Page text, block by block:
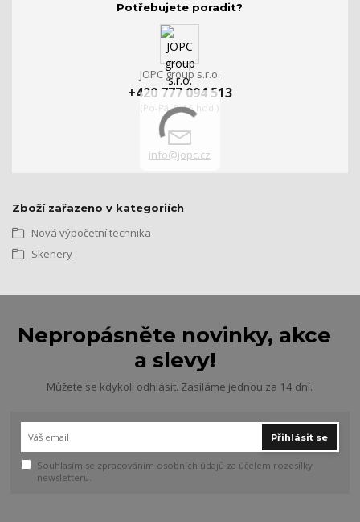
Potřebujete poradit?
JOPC group s.r.o.
+420 777 094 513
(Po-Pá, 9-16 hod.)
info@jopc.cz
Zboží zařazeno v kategoriích
Nová výpočetní technika
Skenery
Nepropásněte novinky, akce
a slevy!
Můžete se kdykoli odhlásit. Zasíláme jednou za 14 dní.
Přihlásit se
Souhlasím se zpracováním osobních údajů za účelem rozesílky
newsletteru.